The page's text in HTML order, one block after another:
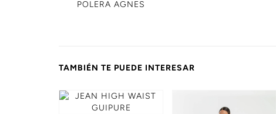
POLERA AGNES
TAMBIÉN TE PUEDE INTERESAR